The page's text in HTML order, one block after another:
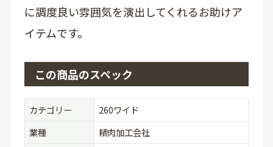
に調度良い雰囲気を演出してくれるお助けア
イテムです。
この商品のスペック
カテゴリー
260ワイド
業種
精肉加工会社